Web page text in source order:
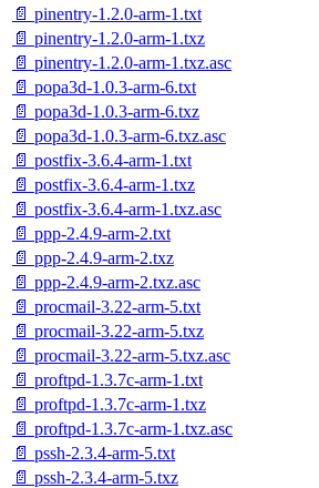
📄 pinentry-1.2.0-arm-1.txt
📄 pinentry-1.2.0-arm-1.txz
📄 pinentry-1.2.0-arm-1.txz.asc
📄 popa3d-1.0.3-arm-6.txt
📄 popa3d-1.0.3-arm-6.txz
📄 popa3d-1.0.3-arm-6.txz.asc
📄 postfix-3.6.4-arm-1.txt
📄 postfix-3.6.4-arm-1.txz
📄 postfix-3.6.4-arm-1.txz.asc
📄 ppp-2.4.9-arm-2.txt
📄 ppp-2.4.9-arm-2.txz
📄 ppp-2.4.9-arm-2.txz.asc
📄 procmail-3.22-arm-5.txt
📄 procmail-3.22-arm-5.txz
📄 procmail-3.22-arm-5.txz.asc
📄 proftpd-1.3.7c-arm-1.txt
📄 proftpd-1.3.7c-arm-1.txz
📄 proftpd-1.3.7c-arm-1.txz.asc
📄 pssh-2.3.4-arm-5.txt
📄 pssh-2.3.4-arm-5.txz